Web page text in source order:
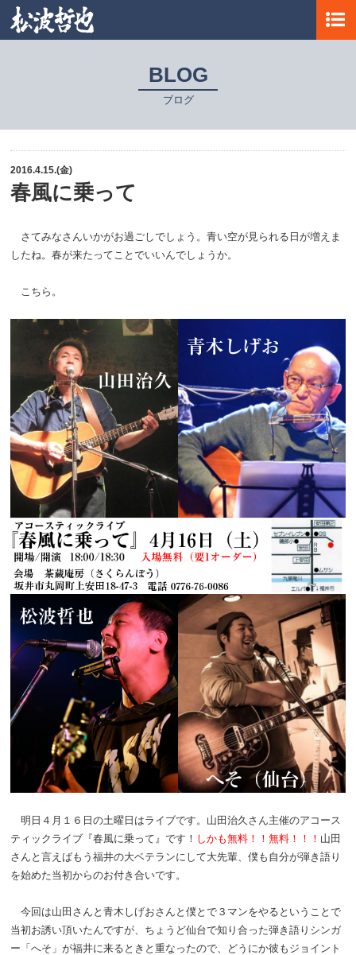
BLOG
ブログ
2016.4.15.(金)
春風に乗って
さてみなさんいかがお過ごしでしょう。青い空が見られる日が増えま
したね。春が来たってことでいいんでしょうか。
こちら。
明日４月１６日の土曜日はライブです。山田治久さん主催のアコース
ティックライブ『春風に乗って』です！ しかも無料！！無料！！！ 山田
さんと言えばもう福井の大ベテランにして大先輩、僕も自分が弾き語り
を始めた当初からのお付き合いです。
今回は山田さんと青木しげおさんと僕とで３マンをやるということで
当初お誘い頂いたんですが、ちょうど仙台で知り合った弾き語りシンガ
ー「へそ」が福井に来るときと重なったので、どうにか彼もジョイント